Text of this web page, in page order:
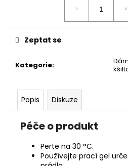
Kategorie:
Zeptat se
Popis Diskuze
Péče o produkt
Perte na 30 °C.
Používejte prací gel
č
u
e